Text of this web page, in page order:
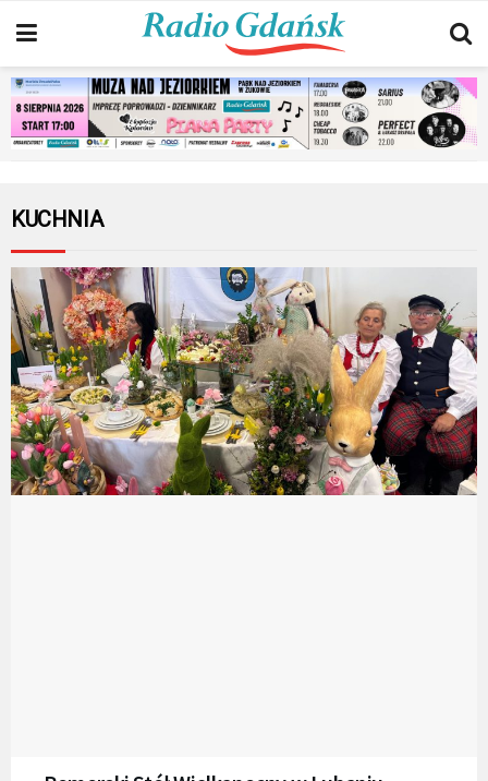
KUCHNIA